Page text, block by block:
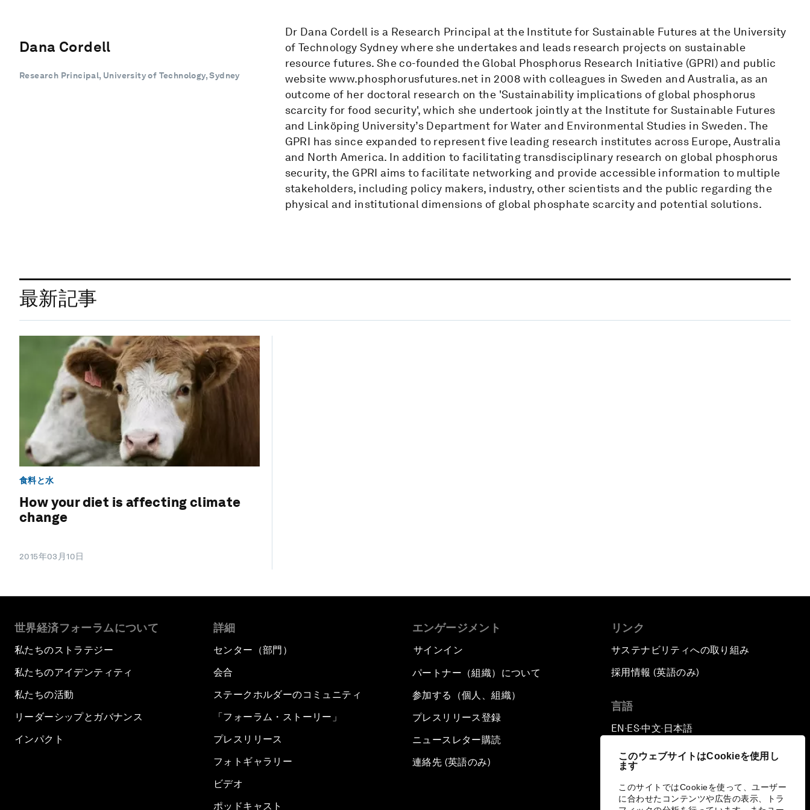
このウェブサイトはCookieを使用し
ます
このサイトではCookieを使って、ユーザー
に合わせたコンテンツや広告の表示、トラ
Dana Cordell
Research Principal, University of Technology, Sydney
Dr Dana Cordell is a Research Principal at the Institute for Sustainable Futures at the University
of Technology Sydney where she undertakes and leads research projects on sustainable
resource futures. She co-founded the Global Phosphorus Research Initiative (GPRI) and public
website www.phosphorusfutures.net in 2008 with colleagues in Sweden and Australia, as an
outcome of her doctoral research on the 'Sustainability implications of global phosphorus
scarcity for food security', which she undertook jointly at the Institute for Sustainable Futures
and Linköping University’s Department for Water and Environmental Studies in Sweden. The
GPRI has since expanded to represent five leading research institutes across Europe, Australia
and North America. In addition to facilitating transdisciplinary research on global phosphorus
security, the GPRI aims to facilitate networking and provide accessible information to multiple
stakeholders, including policy makers, industry, other scientists and the public regarding the
physical and institutional dimensions of global phosphate scarcity and potential solutions.
最新記事
食料と水
How your diet is affecting climate
change
2015年03月10日
世界経済フォーラムについて
私たちのストラテジー
私たちのアイデンティティ
私たちの活動
リーダーシップとガバナンス
インパクト
詳細
センター（部門）
会合
ステークホルダーのコミュニティ
「フォーラム・ストーリー」
プレスリリース
フォトギャラリー
ビデオ
ポッドキャスト
エンゲージメント
サインイン
パートナー（組織）について
参加する（個人、組織）
プレスリリース登録
ニュースレター購読
連絡先 (英語のみ)
リンク
サステナビリティへの取り組み
採用情報 (英語のみ)
言語
EN ▪ ES▪中文▪ 日本語